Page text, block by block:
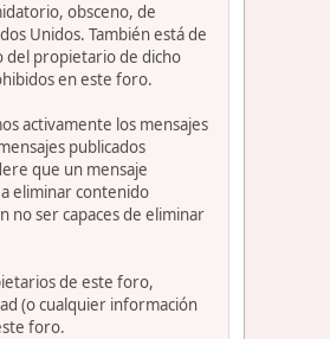
obsceno, de
Unidos. También está de
del propietario de dicho
en este foro.
activamente los mensajes
publicados
que un mensaje
eliminar contenido
no ser capaces de eliminar
de este foro,
(o cualquier información
foro.